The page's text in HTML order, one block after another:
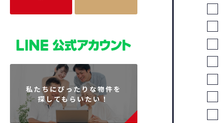
私たちにぴったりな物件を
探してもらいたい！